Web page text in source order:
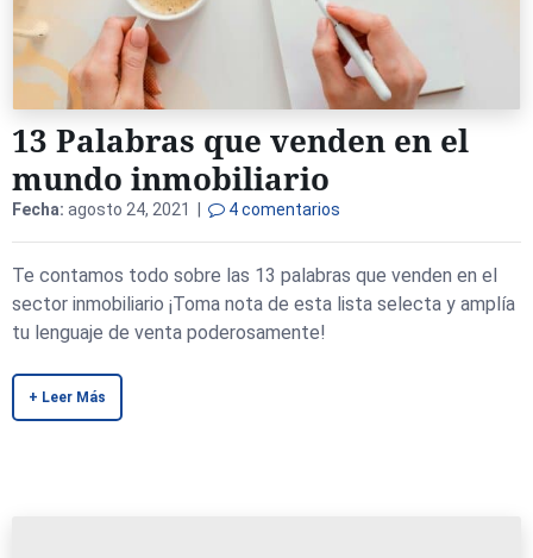
13 Palabras que venden en el
mundo inmobiliario
Fecha: agosto 24, 2021 | 4 comentarios
Te contamos todo sobre las 13 palabras que venden en el
sector inmobiliario ¡Toma nota de esta lista selecta y amplía
tu lenguaje de venta poderosamente!
+ Leer Más